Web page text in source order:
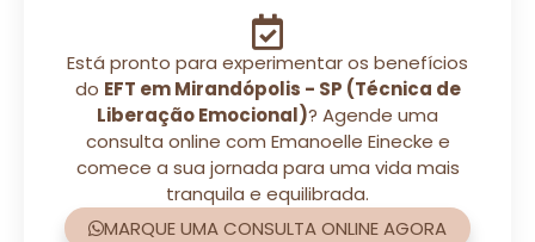
Está pronto para experimentar os benefícios
do EFT em Mirandópolis - SP (Técnica de
Liberação Emocional)? Agende uma
consulta online com Emanoelle Einecke e
comece a sua jornada para uma vida mais
tranquila e equilibrada.
MARQUE UMA CONSULTA ONLINE AGORA